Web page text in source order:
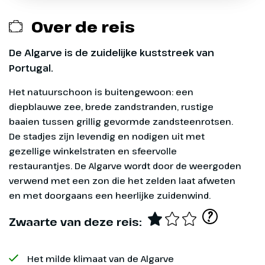
Over de reis
De Algarve is de zuidelijke kuststreek van
Portugal.
Het natuurschoon is buitengewoon: een
diepblauwe zee, brede zandstranden, rustige
baaien tussen grillig gevormde zandsteenrotsen.
De stadjes zijn levendig en nodigen uit met
gezellige winkelstraten en sfeervolle
restaurantjes. De Algarve wordt door de weergoden
verwend met een zon die het zelden laat afweten
en met doorgaans een heerlijke zuidenwind.
Zwaarte van deze reis: ?
Het milde klimaat van de Algarve
Dag 1
Santa Luzia
Je vliegt naar Faro, de Portugese
luchthaven aan de Algarve. Na
aankomst volgt de transfer naar
Exclusief
Evt. entreegelden
Toeslag 1-pers. kamer
Bagage tijdens de vlucht, bij te boeken via
Transavia
Halfpension bij te boeken
Wil je graag een fiets huren voor je fietsvakantie?
Op veel van onze reizen is dat mogelijk. Je
huurfiets staat dan voor je klaar in het (eerste)
hotel en bij de receptie ontvang je je sleutels. Je
kunt vaak kiezen uit een citybike, hybride bike of